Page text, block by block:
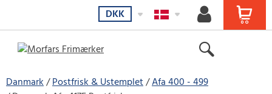
DKK
Danmark Postfrisk & Ustemplet Afa 400 - 499